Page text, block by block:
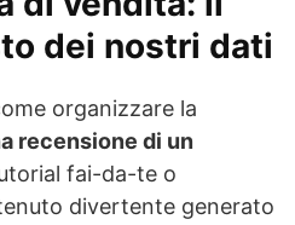
dei nostri dati
organizzare la
recensione di un
fai-da-te o
divertente generato